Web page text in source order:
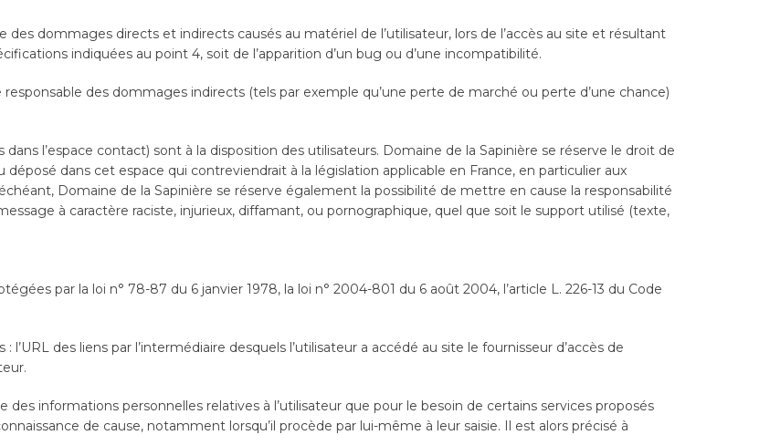
dommages directs et indirects causés au matériel de l’utilisateur, lors de l’accès au site et résultant
indiquées au point 4, soit de l’apparition d’un bug ou d’une incompatibilité.
des dommages indirects (tels par exemple qu’une perte de marché ou perte d’une chance)
l’espace contact) sont à la disposition des utilisateurs. Domaine de la Sapinière se réserve le droit de
dans cet espace qui contreviendrait à la législation applicable en France, en particulier aux
Domaine de la Sapinière se réserve également la possibilité de mettre en cause la responsabilité
à caractère raciste, injurieux, diffamant, ou pornographique, quel que soit le support utilisé (texte,
par la loi n° 78-87 du 6 janvier 1978, la loi n° 2004-801 du 6 août 2004, l’article L. 226-13 du Code
l’URL des liens par l’intermédiaire desquels l’utilisateur a accédé au site le fournisseur d’accès de
informations personnelles relatives à l’utilisateur que pour le besoin de certains services proposés
de cause, notamment lorsqu’il procède par lui-même à leur saisie. Il est alors précisé à